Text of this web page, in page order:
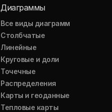
Диаграммы
Все виды диаграмм
Столбчатые
Линейные
Круговые и доли
Точечные
Распределения
Карты и геоданные
Тепловые карты